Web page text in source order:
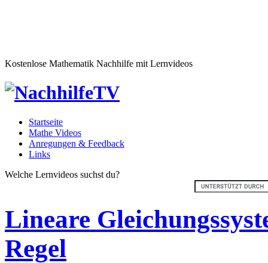
Kostenlose Mathematik Nachhilfe mit Lernvideos
Startseite
Mathe Videos
Anregungen & Feedback
Links
Welche Lernvideos suchst du?
Lineare
Regel